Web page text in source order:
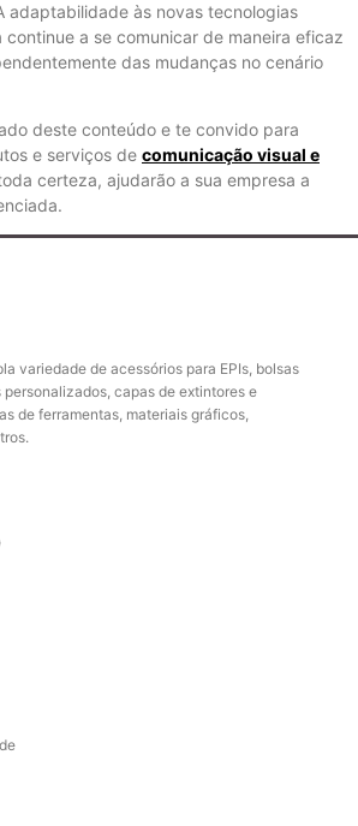
adaptabilidade às novas tecnologias
a se comunicar de maneira eficaz
das mudanças no cenário
deste conteúdo e te convido para
e serviços de comunicação visual e
certeza, ajudarão a sua empresa a
variedade de acessórios para EPIs, bolsas
capas de extintores e
de ferramentas, materiais gráficos,